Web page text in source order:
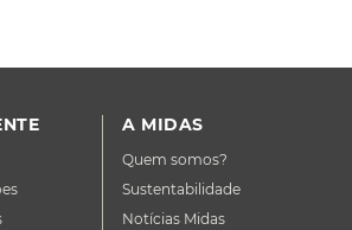
A MIDAS
Quem somos?
Sustentabilidade
Notícias Midas